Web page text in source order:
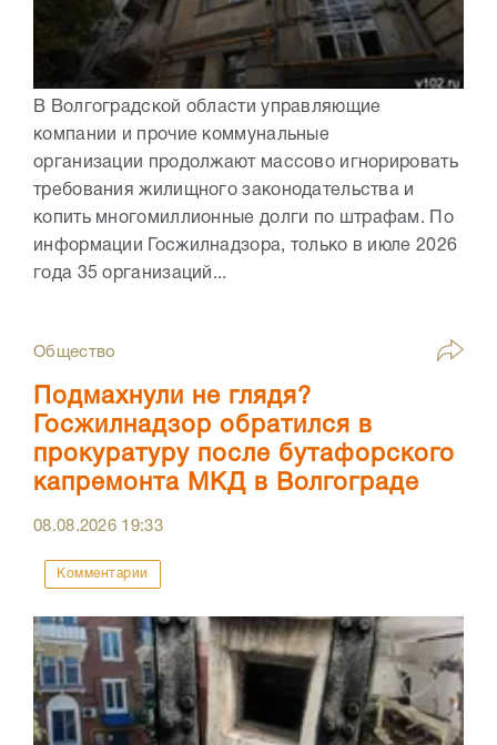
В Волгоградской области управляющие
компании и прочие коммунальные
организации продолжают массово игнорировать
требования жилищного законодательства и
копить многомиллионные долги по штрафам. По
информации Госжилнадзора, только в июле 2026
года 35 организаций...
Общество
Подмахнули не глядя?
Госжилнадзор обратился в
прокуратуру после бутафорского
капремонта МКД в Волгограде
08.08.2026 19:33
Комментарии